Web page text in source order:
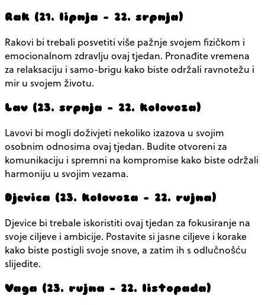
Rak (21. lipnja – 22. srpnja)
Rakovi bi trebali posvetiti više pažnje svojem fizičkom i
emocionalnom zdravlju ovaj tjedan. Pronađite vremena
za relaksaciju i samo-brigu kako biste održali ravnotežu i
mir u svojem životu.
Lav (23. srpnja – 22. kolovoza)
Lavovi bi mogli doživjeti nekoliko izazova u svojim
osobnim odnosima ovaj tjedan. Budite otvoreni za
komunikaciju i spremni na kompromise kako biste održali
harmoniju u svojim vezama.
Djevica (23. kolovoza – 22. rujna)
Djevice bi trebale iskoristiti ovaj tjedan za fokusiranje na
svoje ciljeve i ambicije. Postavite si jasne ciljeve i korake
kako biste postigli svoje snove, a zatim ih s odlučnošću
slijedite.
Vaga (23. rujna – 22. listopada)